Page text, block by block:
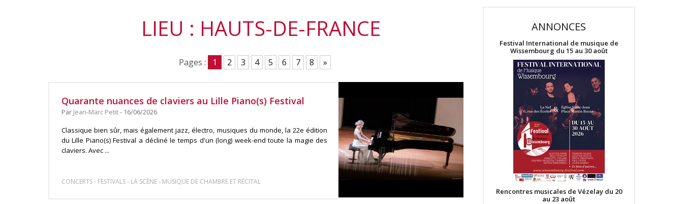
LIEU : HAUTS-DE-FRANCE
Pages : 1 2 3 4 5 6 7 8 »
Quarante nuances de claviers au Lille Piano(s) Festival
Par Jean-Marc Petit- 16/06/2026
Classique bien sûr, mais également jazz, électro, musiques du monde, la 22e édition
du Lille Piano(s) Festival a décliné le temps d'un (long) week-end toute la magie des
claviers. Avec ...
CONCERTS- FESTIVALS- LA SCÈNE- MUSIQUE DE CHAMBRE ET RÉCITAL
ANNONCES
Festival International de musique de
Wissembourg du 15 au 30 août
Rencontres musicales de Vézelay du 20
au 23 août